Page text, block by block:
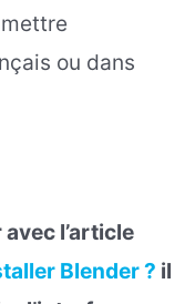
ou dans
l’article
Blender ? il